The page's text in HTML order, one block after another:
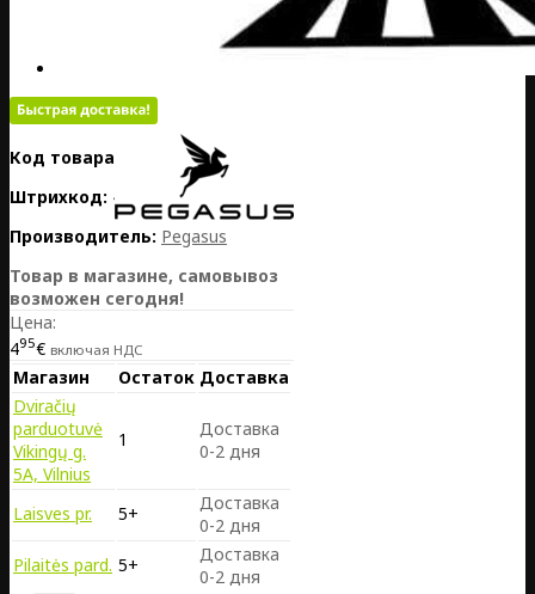
Код товара:
DE20-010-05776
Штрихкод: 4717784665191
Производитель: Pegasus
Товар в магазине, самовывоз
возможен сегодня!
Цена:
495€ включая НДС
Магазин Остаток Доставка
Dviračių
parduotuvė
Vikingų g.
5A, Vilnius
1
Доставка
0-2 дня
Laisves pr. 5+
Доставка
0-2 дня
Pilaitės pard. 5+
Доставка
0-2 дня